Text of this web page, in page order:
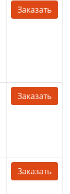
Заказать
Заказать
Заказать